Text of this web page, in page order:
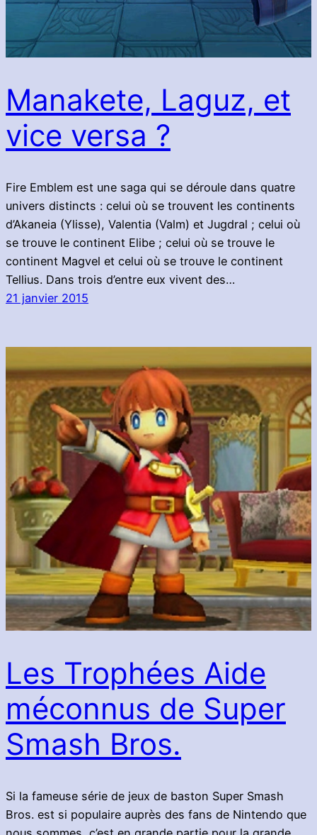
Manakete, Laguz, et
vice versa ?
Fire Emblem est une saga qui se déroule dans quatre
univers distincts : celui où se trouvent les continents
d’Akaneia (Ylisse), Valentia (Valm) et Jugdral ; celui où
se trouve le continent Elibe ; celui où se trouve le
continent Magvel et celui où se trouve le continent
Tellius. Dans trois d’entre eux vivent des…
21 janvier 2015
Les Trophées Aide
méconnus de Super
Smash Bros.
Si la fameuse série de jeux de baston Super Smash
Bros. est si populaire auprès des fans de Nintendo que